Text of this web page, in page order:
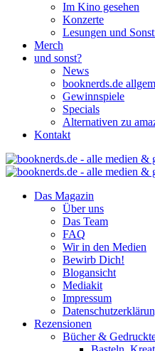
Im Kino gesehen
Konzerte
Lesungen und
Merch
und sonst?
News
booknerds.de
Gewinnspiele
Specials
Alternativen zu
Kontakt
Das Magazin
Über uns
Das Team
FAQ
Wir in den Medien
Bewirb Dich!
Blogansicht
Mediakit
Impressum
Rezensionen
Bücher &